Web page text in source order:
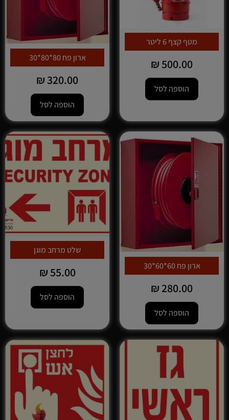
מטף קצף 6 ליטר
500.00
₪
הוספה לסל
ארון פח 80*80*30
320.00
₪
הוספה לסל
ארון פח 60*60*30
280.00
₪
הוספה לסל
שלט מרחב מוגן
55.00
₪
הוספה לסל